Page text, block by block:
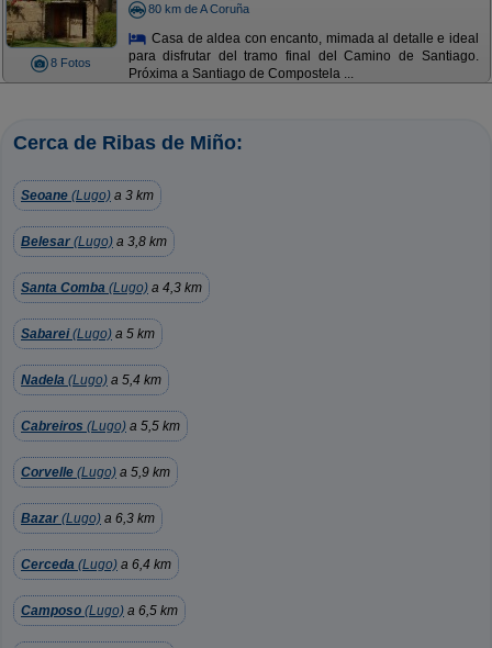
8 Fotos
80 km de A Coruña
Casa de aldea con encanto, mimada al detalle e ideal
para disfrutar del tramo final del Camino de Santiago.
Próxima a Santiago de Compostela ...
Cerca de Ribas de Miño:
Seoane (Lugo) a 3 km
Belesar (Lugo) a 3,8 km
Santa Comba (Lugo) a 4,3 km
Sabarei(Lugo) a 5 km
Nadela (Lugo) a 5,4 km
Cabreiros (Lugo) a 5,5 km
Corvelle (Lugo) a 5,9 km
Bazar (Lugo) a 6,3 km
Cerceda (Lugo) a 6,4 km
Camposo (Lugo) a 6,5 km